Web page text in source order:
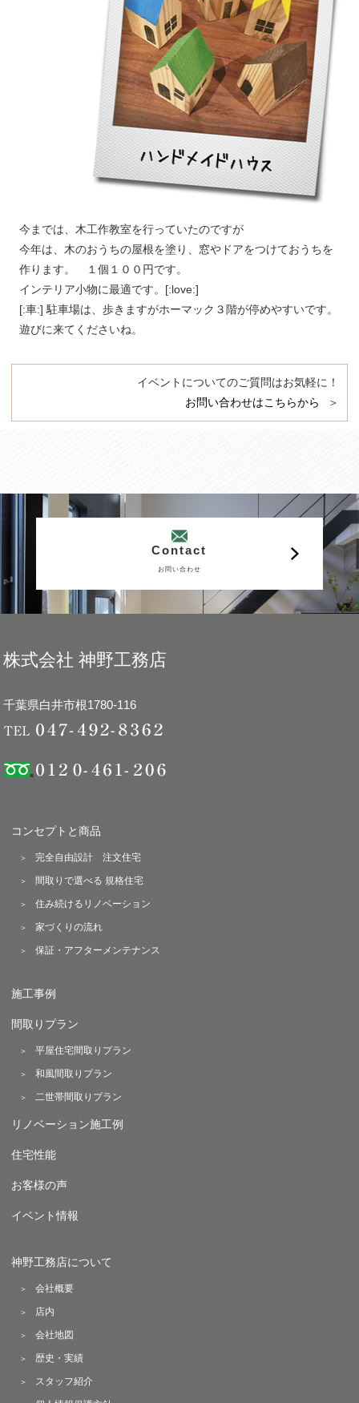
今までは、木工作教室を行っていたのですが
今年は、木のおうちの屋根を塗り、窓やドアをつけておうちを
作ります。 １個１００円です。
インテリア小物に最適です。[:love:]
[:車:] 駐車場は、歩きますがホーマック３階が停めやすいです。
遊びに来てくださいね。
イベントについてのご質問はお気軽に！
お問い合わせはこちらから
Contact
お問い合わせ
株式会社 神野工務店
千葉県白井市根1780-116
コンセプトと商品
完全自由設計 注文住宅
間取りで選べる 規格住宅
住み続けるリノベーション
家づくりの流れ
保証・アフターメンテナンス
施工事例
間取りプラン
平屋住宅間取りプラン
和風間取りプラン
二世帯間取りプラン
リノベーション施工例
住宅性能
お客様の声
イベント情報
神野工務店について
会社概要
店内
会社地図
歴史・実績
スタッフ紹介